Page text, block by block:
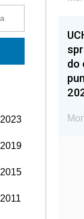
2023
2019
2015
2011
do